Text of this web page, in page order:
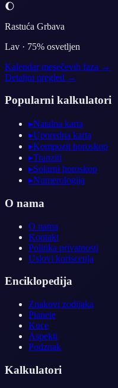
🌔
Rastuća Grbava
Lav · 75% osvetljen
Kalendar mesečevih faza →
Detaljni pregled →
Popularni kalkulatori
▸Natalna karta
▸Uporedna karta
▸Kompozit horoskop
▸Tranziti
▸Solarni horoskop
▸Numerologija
O nama
O nama
Kontakt
Politika privatnosti
Uslovi koriscenja
Enciklopedija
Znakovi zodijaka
Planete
Kuce
Aspekti
Podznak
Kalkulatori